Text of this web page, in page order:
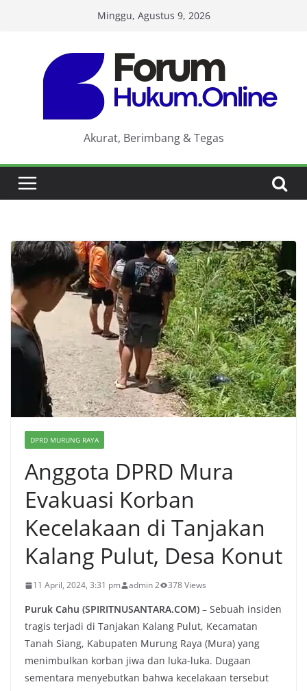
Minggu, Agustus 9, 2026
Akurat, Berimbang & Tegas
DPRD MURUNG RAYA
Anggota DPRD Mura
Evakuasi Korban
Kecelakaan di Tanjakan
Kalang Pulut, Desa Konut
11 April, 2024, 3:31 pm admin 2 378 Views
Puruk Cahu (SPIRITNUSANTARA.COM) – Sebuah insiden
tragis terjadi di Tanjakan Kalang Pulut, Kecamatan
Tanah Siang, Kabupaten Murung Raya (Mura) yang
menimbulkan korban jiwa dan luka-luka. Dugaan
sementara menyebutkan bahwa kecelakaan tersebut